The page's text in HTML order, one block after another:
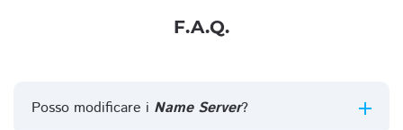
F.A.Q.
Posso modificare i Name Server?